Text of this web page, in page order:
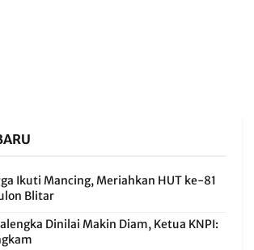
Ikuti Mancing, Meriahkan HUT ke-81
Blitar
Dinilai Makin Diam, Ketua KNPI: